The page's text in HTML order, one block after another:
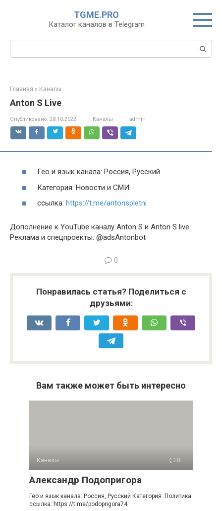
TGME.PRO
Каталог каналов в Telegram
Поиск:
Главная » Каналы
Anton S Live
Опубликовано: 28.10.2022 Каналы admin
Гео и язык канала: Россия, Русский
Категория: Новости и СМИ
ссылка: https://t.me/antonspletni
Дополнение к YouTube каналу Anton S и Anton S live
Реклама и спецпроекты: @adsAntonbot
0
Понравилась статья? Поделиться с
друзьями:
Вам также может быть интересно
Каналы 0
Александр Подопригора
Гео и язык канала: Россия, Русский Категория: Политика
ссылка: https://t.me/podoprigora74